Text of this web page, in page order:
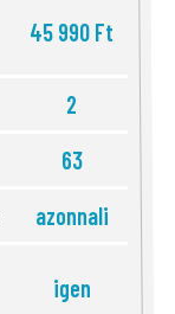
45 990 Ft
2
63
azonnali
igen